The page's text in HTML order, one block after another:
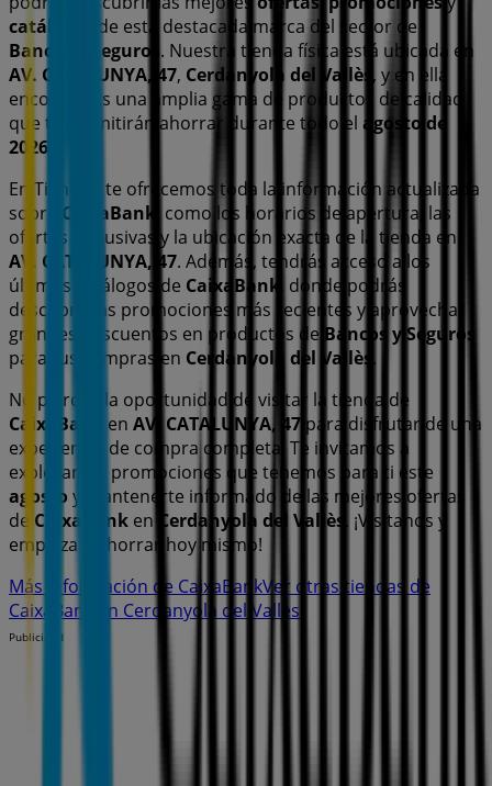
catálogos
de esta destacada marca del sector de
Bancos y Seguros . Nuestra tienda física está ubicada en
AV. CATALUNYA, 47, Cerdanyola del Vallès , y en ella
encontrarás una amplia gama de productos de calidad
que te permitirán ahorrar durante todo el agosto de
2026
En Tiendeo te ofrecemos toda la información actualizada
sobre CaixaBank , como los horarios de apertura, las
ofertas exclusivas y la ubicación exacta de la tienda en
AV. CATALUNYA, 47. Además, tendrás acceso a los
últimos catálogos de CaixaBank , donde podrás
descubrir las promociones más recientes y aprovechar
grandes descuentos en productos de Bancos y Seguros
para tus compras en Cerdanyola del Vallès .
No pierdas la oportunidad de visitar la tienda de
CaixaBank
en AV. CATALUNYA, 47 para disfrutar de una
experiencia de compra completa. Te invitamos a
explorar las promociones que tenemos para ti este
agosto y mantenerte informado de las mejores ofertas
de CaixaBank en Cerdanyola del Vallès . ¡Visítanos y
empieza a ahorrar hoy mismo!
Más información de CaixaBankVer otras tiendas de
CaixaBank en Cerdanyola del Vallès
Publicidad